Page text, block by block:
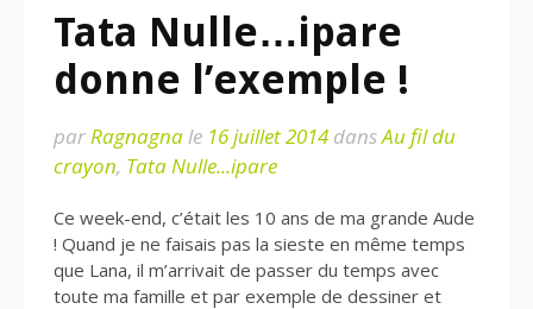
Tata Nulle…ipare
donne l’exemple !
parRagnagnale 16 juillet 2014 dansAu fil du
crayon, Tata Nulle...ipare
Ce week-end, c’était les 10 ans de ma grande Aude
! Quand je ne faisais pas la sieste en même temps
que Lana, il m’arrivait de passer du temps avec
toute ma famille et par exemple de dessiner et